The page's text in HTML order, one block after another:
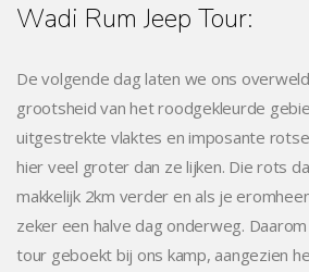
Wadi Rum Jeep Tour:
De volgende dag laten we ons
grootsheid van het roodgekleurde
uitgestrekte vlaktes en imposante
hier veel groter dan ze lijken. Die rots
makkelijk 2km verder en als je
zeker een halve dag onderweg.
tour geboekt bij ons kamp, aangezien